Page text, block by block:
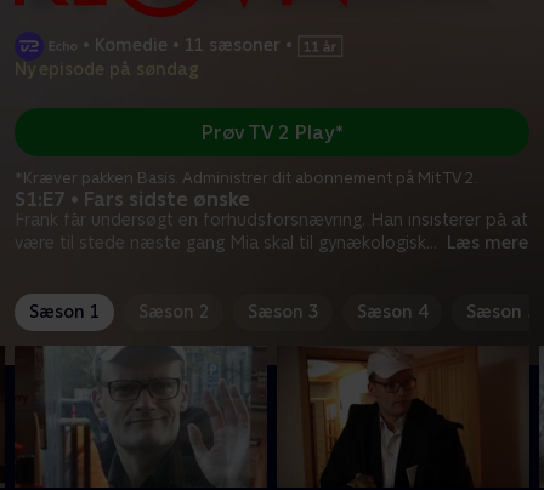
• Komedie • 11 sæsoner •
Ny episode på søndag
S1:E7 • Fars sidste ønske
Frank får undersøgt en forhudsforsnævring. Han insisterer på at
være til stede næste gang Mia skal til gynækologisk... Læs mere
Prøv TV 2 Play*
*Kræver pakken Basis. Administrer dit abonnement på Mit TV 2.
Sæson 1 Sæson 2 Sæson 3 Sæson 4 Sæson 5